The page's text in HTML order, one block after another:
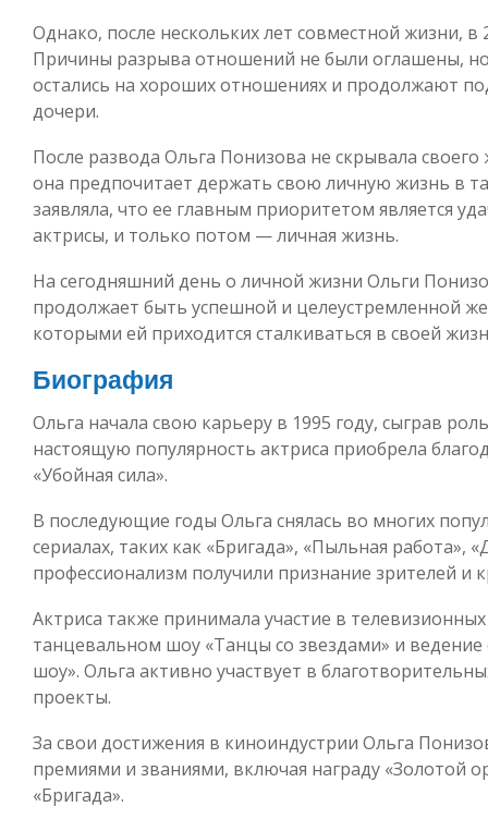
Однако, после нескольких лет совместной жизни, в
Причины разрыва отношений не были оглашены,
остались на хороших отношениях и продолжают
дочери.
После развода Ольга Понизова не скрывала
она предпочитает держать свою личную жизнь в
заявляла, что ее главным приоритетом является
актрисы, и только потом — личная жизнь.
На сегодняшний день о личной жизни Ольги
продолжает быть успешной и целеустремленной
которыми ей приходится сталкиваться в своей
Биография
Ольга начала свою карьеру в 1995 году, сыграв
настоящую популярность актриса приобрела
«Убойная сила».
В последующие годы Ольга снялась во многих
сериалах, таких как «Бригада», «Пыльная работа»,
профессионализм получили признание зрителей и
Актриса также принимала участие в
танцевальном шоу «Танцы со звездами» и
шоу». Ольга активно участвует в
проекты.
За свои достижения в киноиндустрии Ольга
премиями и званиями, включая награду «Золотой
«Бригада».